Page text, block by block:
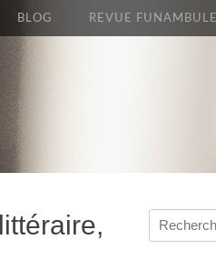
BLOG REVUE FUNAMBULE
Recherche
pour